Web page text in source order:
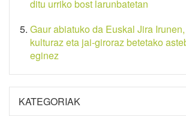
ditu urriko bost larunbatetan
Gaur abiatuko da Euskal Jira
kulturaz eta jai-giroraz betetako
eginez
KATEGORIAK